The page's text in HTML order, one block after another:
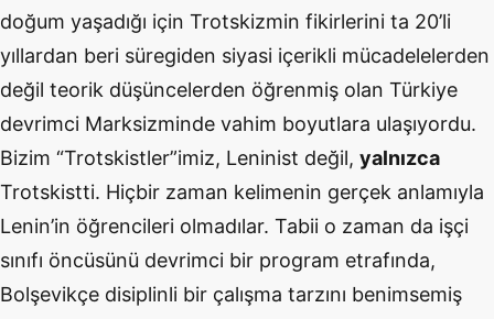
doğum yaşadığı için Trotskizmin fikirlerini ta 20’li
yıllardan beri süregiden siyasi içerikli mücadelelerden
değil teorik düşüncelerden öğrenmiş olan Türkiye
devrimci Marksizminde vahim boyutlara ulaşıyordu.
Bizim “Trotskistler”imiz, Leninist değil, yalnızca
Trotskistti. Hiçbir zaman kelimenin gerçek anlamıyla
Lenin’in öğrencileri olmadılar. Tabii o zaman da işçi
sınıfı öncüsünü devrimci bir program etrafında,
Bolşevikçe disiplinli bir çalışma tarzını benimsemiş